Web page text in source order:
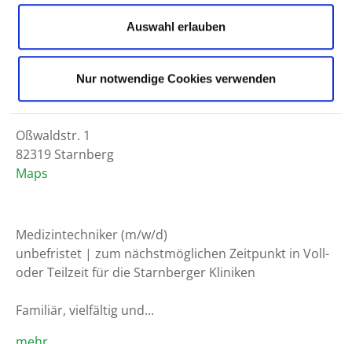
Auswahl erlauben
Nur notwendige Cookies verwenden
Voll- oder Teilzeit
Arbeitsbeginn:
Arbeitsort:
Oßwaldstr. 1
82319 Starnberg
Maps
Medizintechniker (m/w/d)
unbefristet | zum nächstmöglichen Zeitpunkt in Voll-
oder Teilzeit für die Starnberger Kliniken
Familiär, vielfältig und...